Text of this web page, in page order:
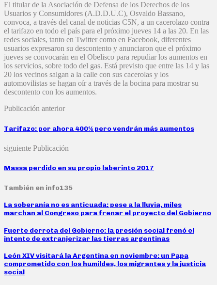
El titular de la Asociación de Defensa de los Derechos de los
Usuarios y Consumidores (A.D.D.U.C), Osvaldo Bassano,
convoca, a través del canal de noticias C5N, a un cacerolazo contra
el tarifazo en todo el país para el próximo jueves 14 a las 20. En las
redes sociales, tanto en Twitter como en Facebook, diferentes
usuarios expresaron su descontento y anunciaron que el próximo
jueves se convocarán en el Obelisco para repudiar los aumentos en
los servicios, sobre todo del gas. Está previsto que entre las 14 y las
20 los vecinos salgan a la calle con sus cacerolas y los
automovilistas se hagan oír a través de la bocina para mostrar su
descontento con los aumentos.
Publicación anterior
Tarifazo: por ahora 400% pero vendrán más aumentos
siguiente Publicación
Massa perdido en su propio laberinto 2017
También en info135
La soberanía no es anticuada: pese a la lluvia, miles
marchan al Congreso para frenar el proyecto del Gobierno
Fuerte derrota del Gobierno: la presión social frenó el
intento de extranjerizar las tierras argentinas
León XIV visitará la Argentina en noviembre: un Papa
comprometido con los humildes, los migrantes y la justicia
social